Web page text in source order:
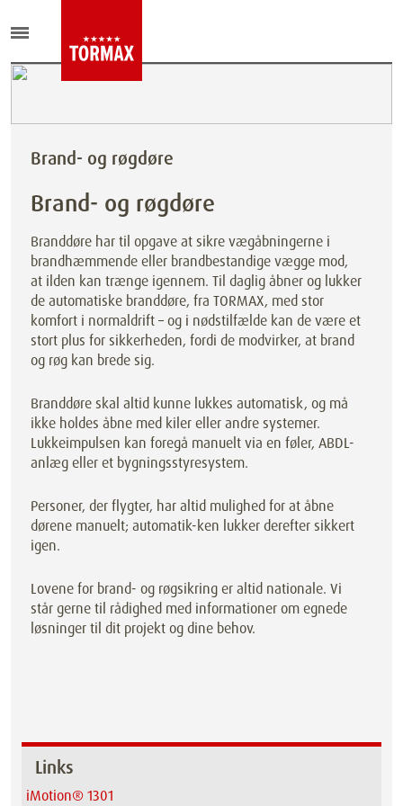
Brand- og røgdøre
Brand- og røgdøre
Branddøre har til opgave at sikre vægåbningerne i
brandhæmmende eller brandbestandige vægge mod,
at ilden kan trænge igennem. Til daglig åbner og lukker
de automatiske branddøre, fra TORMAX, med stor
komfort i normaldrift – og i nødstilfælde kan de være et
stort plus for sikkerheden, fordi de modvirker, at brand
og røg kan brede sig.
Branddøre skal altid kunne lukkes automatisk, og må
ikke holdes åbne med kiler eller andre systemer.
Lukkeimpulsen kan foregå manuelt via en føler, ABDL-
anlæg eller et bygningsstyresystem.
Personer, der flygter, har altid mulighed for at åbne
dørene manuelt; automatik-ken lukker derefter sikkert
igen.
Lovene for brand- og røgsikring er altid nationale. Vi
står gerne til rådighed med informationer om egnede
løsninger til dit projekt og dine behov.
Links
iMotion® 1301